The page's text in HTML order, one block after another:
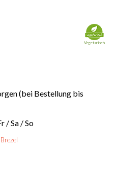
Vegetarisch
(bei Bestellung bis
/ Sa / So